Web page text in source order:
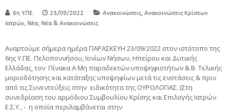
6η Υ.ΠΕ. 23/09/2022 Ανακοινώσεις, Ανακοινώσεις Κρίσεων
Ιατρών, Νέα, Νέα & Ανακοινώσεις
Αναρτούμε σήμερα ημέρα ΠΑΡΑΣΚΕΥΗ 23/09/2022 στον ιστότοπο της
6ης Υ.ΠΕ. Πελοποννήσου, Ιονίων Νήσων, Ηπείρου και Δυτικής
Ελλάδας, τον Πίνακα Α Μη παραδεκτών υποψηφιοτήτων & Β. Τελικής
μοριοδότησης και κατάταξης υποψηφίων μετά τις ενστάσεις & πριν
από τις Συνεντεύξεις στην ειδικότητα της ΟΥΡΟΛΟΓΙΑΣ. (Στη
συνεδρίαση του αρμόδιου Συμβουλίου Κρίσης και Επιλογής Ιατρών
Ε.Σ.Υ., - η οποία περιλαμβάνεται στην